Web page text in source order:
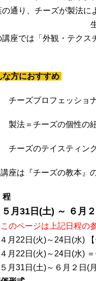
の通り、チーズが製法に
講座では「外観・テクス
な方におすすめ
ーズプロフェッショナ
法＝チーズの個性の紐
ーズのテイスティング
講座は『チーズの教本』
程
月31日(土) ～ ６月
のページは上記日程の
月22日(火)～24日(水)
月22日(火)～24日(水)
月31日(土)～６月２日(